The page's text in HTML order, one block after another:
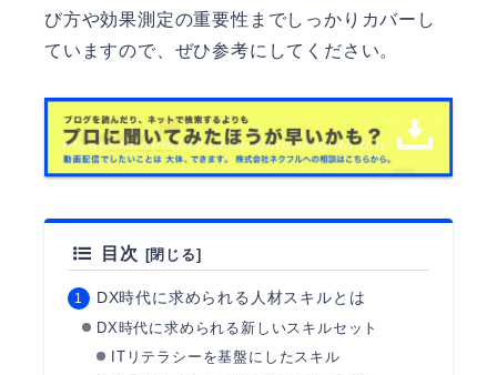
び方や効果測定の重要性までしっかりカバーし
ていますので、ぜひ参考にしてください。
目次
DX時代に求められる人材スキルとは
DX時代に求められる新しいスキルセット
ITリテラシーを基盤にしたスキル